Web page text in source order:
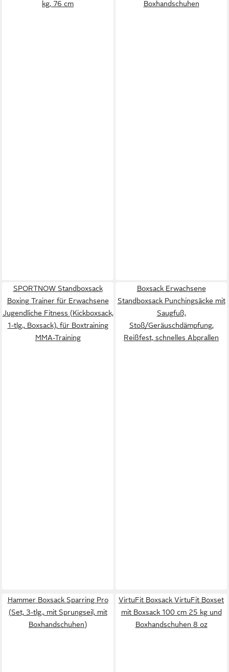
kg, 76 cm
Boxhandschuhen
SPORTNOW Standboxsack
Boxing Trainer für Erwachsene
Jugendliche Fitness (Kickboxsack,
1-tlg., Boxsack), für Boxtraining
MMA-Training
Boxsack Erwachsene
Standboxsack Punchingsäcke mit
Saugfuß,
Stoß/Geräuschdämpfung,
Reißfest, schnelles Abprallen
Hammer Boxsack Sparring Pro
(Set, 3-tlg., mit Sprungseil, mit
Boxhandschuhen)
VirtuFit Boxsack VirtuFit Boxset
mit Boxsack 100 cm 25 kg und
Boxhandschuhen 8 oz